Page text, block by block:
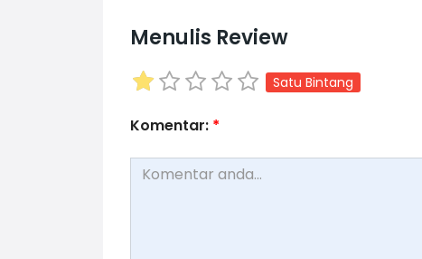
Menulis Review
Satu Bintang
Komentar: *